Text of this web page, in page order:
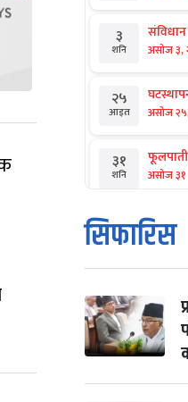
३
शनि असोज ३,
२५
आइत असोज
३१
शनि
फूलपाती
असोज
१
आइत
कार्तिक
कार्तिक १,
मंगल कार्तिक
४
कार्तिक
सिफारिस